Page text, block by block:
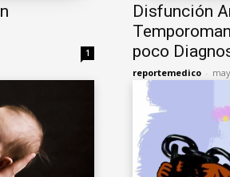
1
Disfunción
poco
reportemedico -